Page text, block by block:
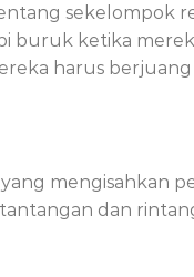
sekelompok
buruk ketika
harus
mengisahkan
dan